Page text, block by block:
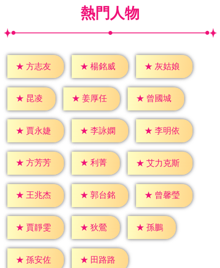
熱門人物
★ 方志友 ★ 楊銘威 ★ 灰姑娘
★ 昆凌 ★ 姜厚任 ★ 曾國城
★ 賈永婕 ★ 李詠嫻 ★ 李明依
★ 方芳芳 ★ 利菁 ★ 艾力克斯
★ 王兆杰 ★ 郭台銘 ★ 曾馨瑩
★ 賈靜雯 ★ 狄鶯 ★ 孫鵬
★ 孫安佐 ★ 田路路